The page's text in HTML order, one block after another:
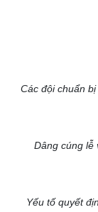
Các đội chuẩn
Dâng cúng lễ
Yếu tố quyết